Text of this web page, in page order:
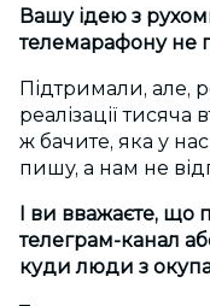
Вашу ідею з
телемарафону не
Підтримали, але,
реалізації
ж бачите, яка у
пишу, а нам не
І ви вважаєте,
телеграм-канал
куди люди з